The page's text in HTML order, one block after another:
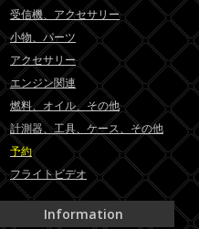
受信機、アクセサリー
小物、パーツ
アクセサリー
エンジン関連
燃料、オイル、その他
計測器、工具、ケース、その他
予約
フライトビデオ
Information